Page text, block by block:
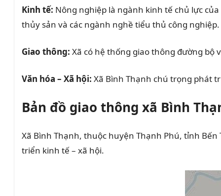
Kinh tế: Nông nghiệp là ngành kinh tế chủ lực
thủy sản và các ngành nghề tiểu thủ công nghiệp.
Giao thông: Xã có hệ thống giao thông đường
Văn hóa – Xã hội: Xã Bình Thạnh chú trọng phát
Bản đồ giao thông xã Bình
Xã Bình Thạnh, thuộc huyện Thạnh Phú, tỉnh
triển kinh tế – xã hội.